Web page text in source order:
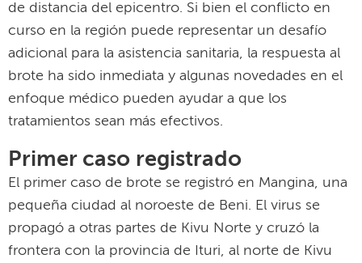
de distancia del epicentro. Si bien el conflicto en
curso en la región puede representar un desafío
adicional para la asistencia sanitaria, la respuesta al
brote ha sido inmediata y algunas novedades en el
enfoque médico pueden ayudar a que los
tratamientos sean más efectivos.
Primer caso registrado
El primer caso de brote se registró en Mangina, una
pequeña ciudad al noroeste de Beni. El virus se
propagó a otras partes de Kivu Norte y cruzó la
frontera con la provincia de Ituri, al norte de Kivu